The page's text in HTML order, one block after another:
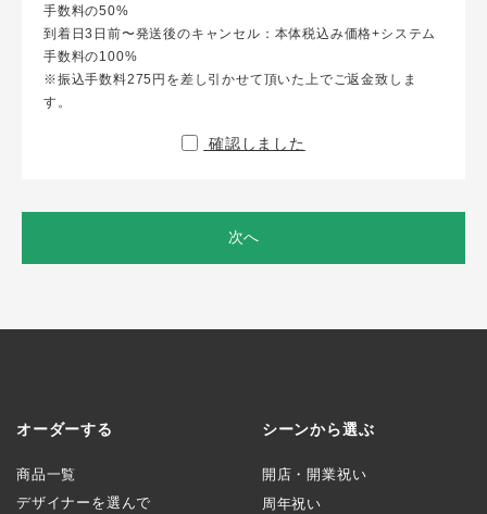
手数料の50%
到着日3日前〜発送後のキャンセル：本体税込み価格+システム
手数料の100%
※振込手数料275円を差し引かせて頂いた上でご返金致しま
す。
確認しました
次へ
オーダーする
商品一覧
デザイナーを選んで
シーンから選ぶ
開店・開業祝い
周年祝い